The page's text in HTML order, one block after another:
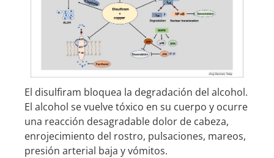
El disulfiram bloquea la degradación del alcohol.
El alcohol se vuelve tóxico en su cuerpo y ocurre
una reacción desagradable dolor de cabeza,
enrojecimiento del rostro, pulsaciones, mareos,
presión arterial baja y vómitos.